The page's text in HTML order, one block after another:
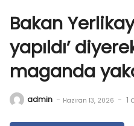
Bakan
yapıldı’
maganda
admin - Haziran 13, 2026 - 1